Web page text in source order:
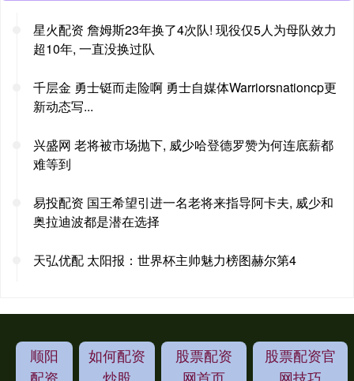
星火配资 詹姆斯23年换了4次队! 现役仅5人为母队效力
超10年, 一直没换过队
千层金 勇士铤而走险啊 勇士自媒体Warriorsnationcp更
新动态写...
兴盛网 老将被市场抛下, 威少哈登德罗赞为何连底薪都
难等到
易投配资 国王希望引进一名老将来指导阿卡夫, 威少和
奥拉迪波都是潜在选择
天弘优配 太阳报：世界杯主帅魅力榜图赫尔第4
顺阳
如何配资
股票配资
股票配资官